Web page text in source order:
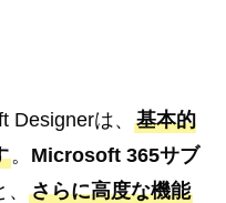
Designerは、 基本的
。 Microsoft 365サブ
さらに高度な機能